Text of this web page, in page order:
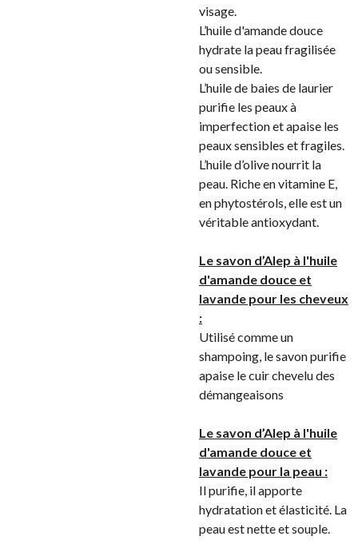
visage.
L’huile d'amande douce
hydrate la peau fragilisée
ou sensible.
L’huile de baies de laurier
purifie les peaux à
imperfection et apaise les
peaux sensibles et fragiles.
L’huile d’olive nourrit la
peau. Riche en vitamine E,
en phytostérols, elle est un
véritable antioxydant.
Le savon d’Alep à l'huile
d'amande douce et
lavande pour les cheveux
:
Utilisé comme un
shampoing, le savon purifie
apaise le cuir chevelu des
démangeaisons
Le savon d’Alep à l'huile
d'amande douce et
lavande pour la peau :
Il purifie, il apporte
hydratation et élasticité. La
peau est nette et souple.